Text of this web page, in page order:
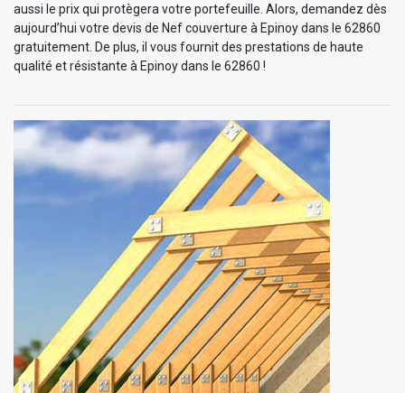
aussi le prix qui protègera votre portefeuille. Alors, demandez dès
aujourd’hui votre devis de Nef couverture à Epinoy dans le 62860
gratuitement. De plus, il vous fournit des prestations de haute
qualité et résistante à Epinoy dans le 62860 !